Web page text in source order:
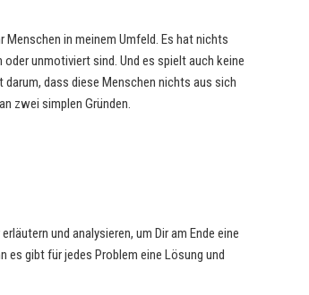
in meinem Umfeld. Es hat nichts
unmotiviert sind. Und es spielt auch keine
dass diese Menschen nichts aus sich
zwei simplen Gründen.
und analysieren, um Dir am Ende eine
es gibt für jedes Problem eine Lösung und